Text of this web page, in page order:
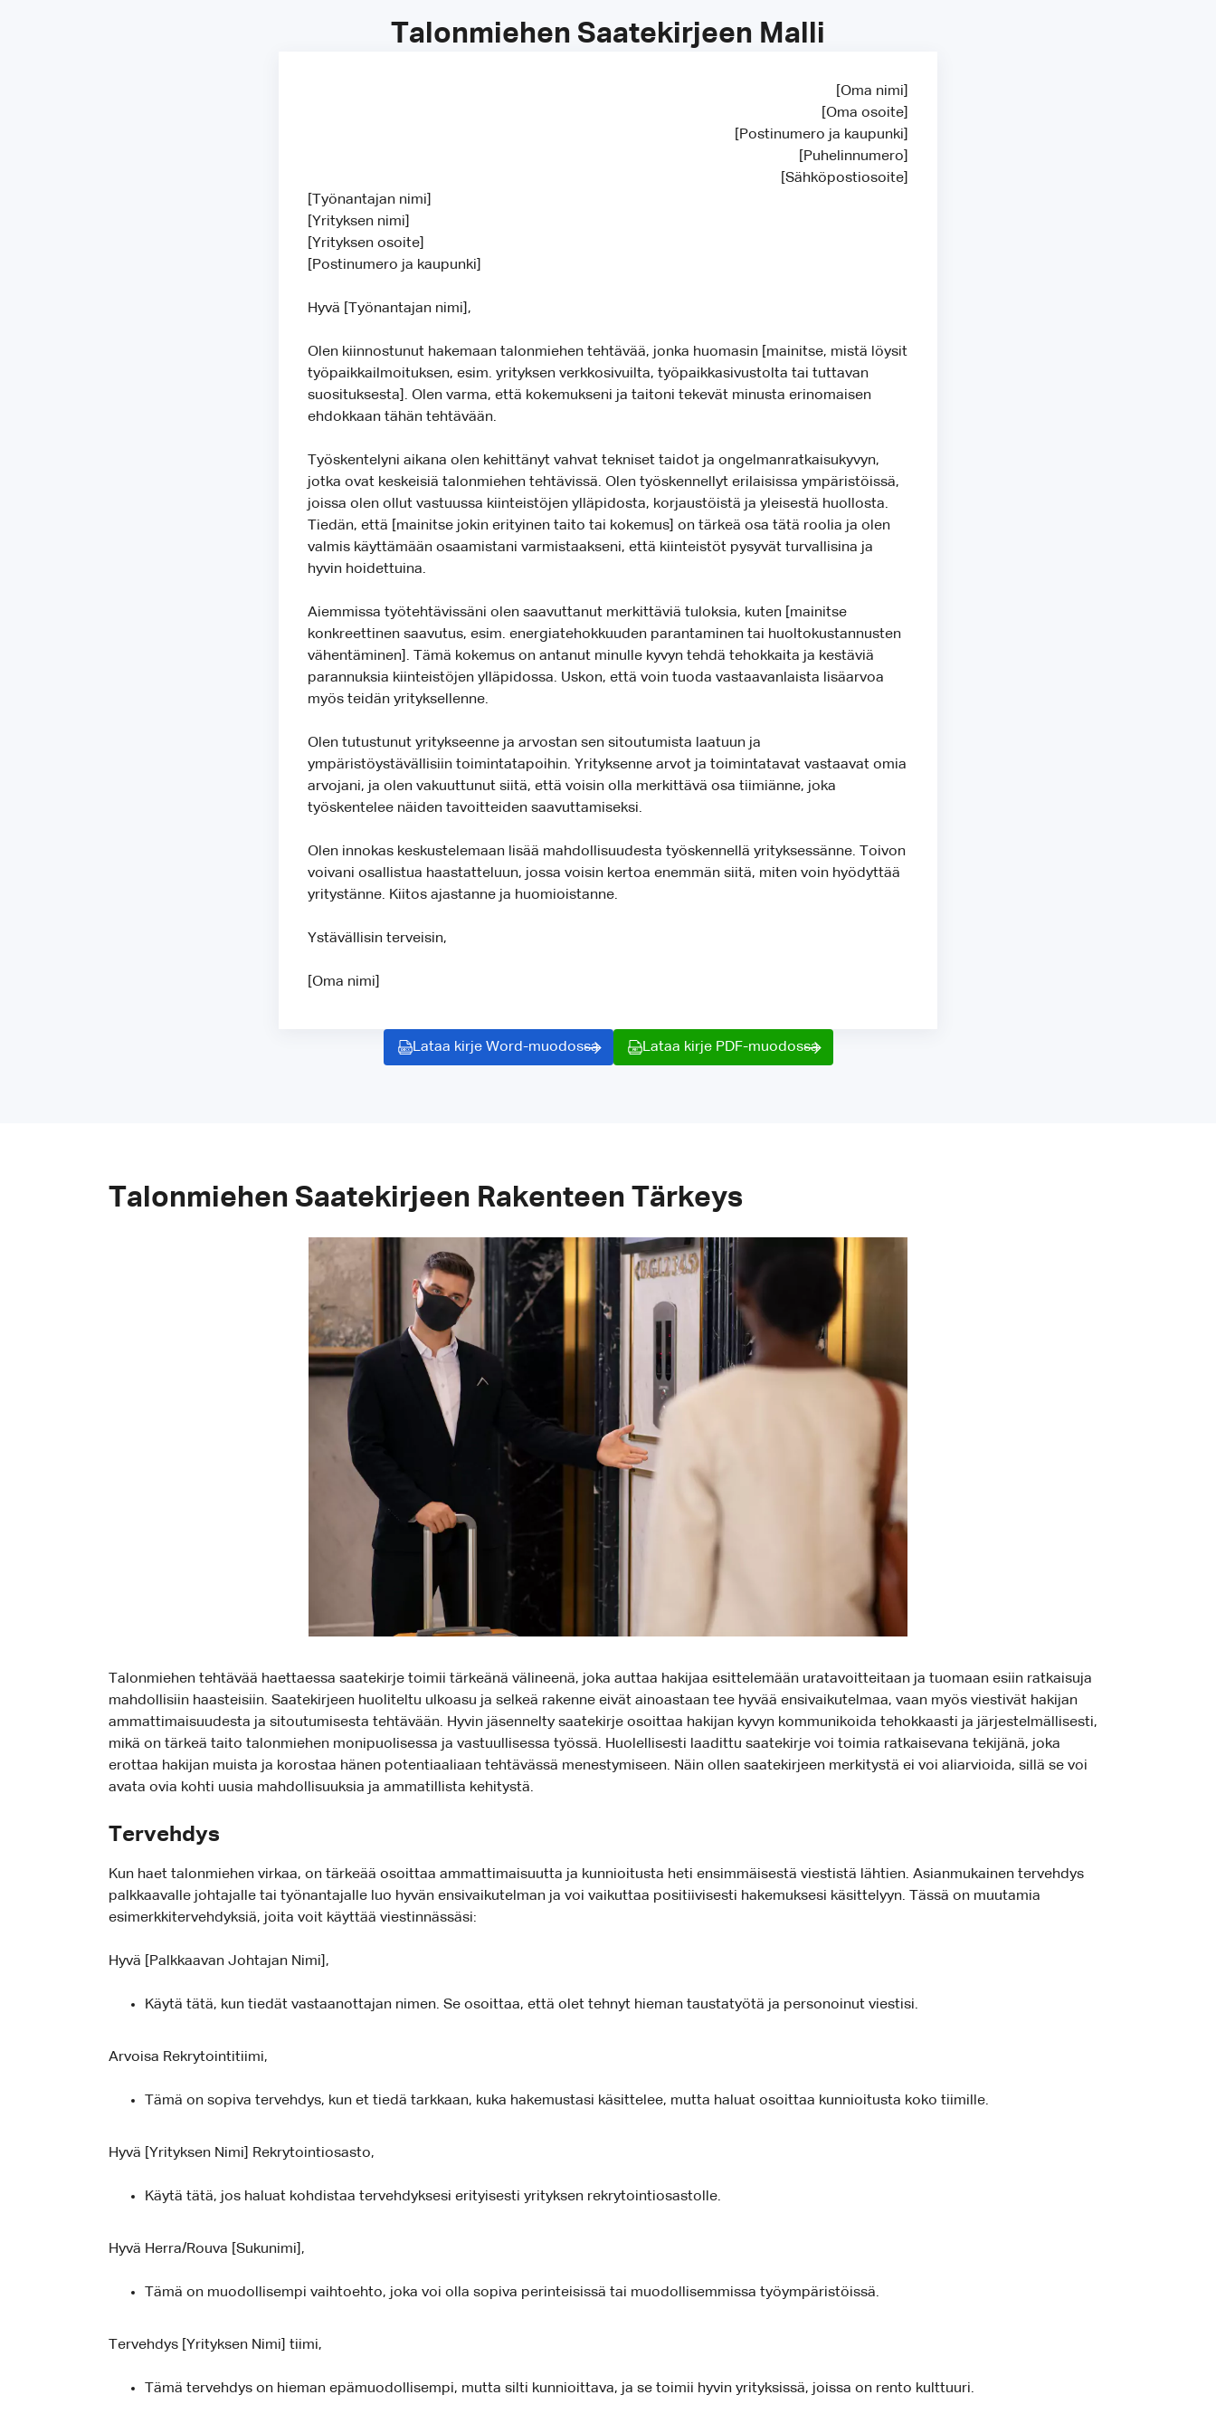
Talonmiehen Saatekirjeen Malli
[Oma nimi]
[Oma osoite]
[Postinumero ja kaupunki]
[Puhelinnumero]
[Sähköpostiosoite]
[Työnantajan nimi]
[Yrityksen nimi]
[Yrityksen osoite]
[Postinumero ja kaupunki]
Hyvä [Työnantajan nimi],
Olen kiinnostunut hakemaan talonmiehen tehtävää, jonka huomasin [mainitse, mistä löysit
työpaikkailmoituksen, esim. yrityksen verkkosivuilta, työpaikkasivustolta tai tuttavan
suosituksesta]. Olen varma, että kokemukseni ja taitoni tekevät minusta erinomaisen
ehdokkaan tähän tehtävään.
Työskentelyni aikana olen kehittänyt vahvat tekniset taidot ja ongelmanratkaisukyvyn,
jotka ovat keskeisiä talonmiehen tehtävissä. Olen työskennellyt erilaisissa ympäristöissä,
joissa olen ollut vastuussa kiinteistöjen ylläpidosta, korjaustöistä ja yleisestä huollosta.
Tiedän, että [mainitse jokin erityinen taito tai kokemus] on tärkeä osa tätä roolia ja olen
valmis käyttämään osaamistani varmistaakseni, että kiinteistöt pysyvät turvallisina ja
hyvin hoidettuina.
Aiemmissa työtehtävissäni olen saavuttanut merkittäviä tuloksia, kuten [mainitse
konkreettinen saavutus, esim. energiatehokkuuden parantaminen tai huoltokustannusten
vähentäminen]. Tämä kokemus on antanut minulle kyvyn tehdä tehokkaita ja kestäviä
parannuksia kiinteistöjen ylläpidossa. Uskon, että voin tuoda vastaavanlaista lisäarvoa
myös teidän yrityksellenne.
Olen tutustunut yritykseenne ja arvostan sen sitoutumista laatuun ja
ympäristöystävällisiin toimintatapoihin. Yrityksenne arvot ja toimintatavat vastaavat omia
arvojani, ja olen vakuuttunut siitä, että voisin olla merkittävä osa tiimiänne, joka
työskentelee näiden tavoitteiden saavuttamiseksi.
Olen innokas keskustelemaan lisää mahdollisuudesta työskennellä yrityksessänne. Toivon
voivani osallistua haastatteluun, jossa voisin kertoa enemmän siitä, miten voin hyödyttää
yritystänne. Kiitos ajastanne ja huomioistanne.
Ystävällisin terveisin,
[Oma nimi]
Lataa kirje Word-muodossa Lataa kirje PDF-muodossa
Talonmiehen Saatekirjeen Rakenteen Tärkeys
Talonmiehen tehtävää haettaessa saatekirje toimii tärkeänä välineenä, joka auttaa hakijaa esittelemään uratavoitteitaan ja tuomaan esiin ratkaisuja
mahdollisiin haasteisiin. Saatekirjeen huoliteltu ulkoasu ja selkeä rakenne eivät ainoastaan tee hyvää ensivaikutelmaa, vaan myös viestivät hakijan
ammattimaisuudesta ja sitoutumisesta tehtävään. Hyvin jäsennelty saatekirje osoittaa hakijan kyvyn kommunikoida tehokkaasti ja järjestelmällisesti,
mikä on tärkeä taito talonmiehen monipuolisessa ja vastuullisessa työssä. Huolellisesti laadittu saatekirje voi toimia ratkaisevana tekijänä, joka
erottaa hakijan muista ja korostaa hänen potentiaaliaan tehtävässä menestymiseen. Näin ollen saatekirjeen merkitystä ei voi aliarvioida, sillä se voi
avata ovia kohti uusia mahdollisuuksia ja ammatillista kehitystä.
Tervehdys
Kun haet talonmiehen virkaa, on tärkeää osoittaa ammattimaisuutta ja kunnioitusta heti ensimmäisestä viestistä lähtien. Asianmukainen tervehdys
palkkaavalle johtajalle tai työnantajalle luo hyvän ensivaikutelman ja voi vaikuttaa positiivisesti hakemuksesi käsittelyyn. Tässä on muutamia
esimerkkitervehdyksiä, joita voit käyttää viestinnässäsi:
Hyvä [Palkkaavan Johtajan Nimi],
Käytä tätä, kun tiedät vastaanottajan nimen. Se osoittaa, että olet tehnyt hieman taustatyötä ja personoinut viestisi.
Arvoisa Rekrytointitiimi,
Tämä on sopiva tervehdys, kun et tiedä tarkkaan, kuka hakemustasi käsittelee, mutta haluat osoittaa kunnioitusta koko tiimille.
Hyvä [Yrityksen Nimi] Rekrytointiosasto,
Käytä tätä, jos haluat kohdistaa tervehdyksesi erityisesti yrityksen rekrytointiosastolle.
Hyvä Herra/Rouva [Sukunimi],
Tämä on muodollisempi vaihtoehto, joka voi olla sopiva perinteisissä tai muodollisemmissa työympäristöissä.
Tervehdys [Yrityksen Nimi] tiimi,
Tämä tervehdys on hieman epämuodollisempi, mutta silti kunnioittava, ja se toimii hyvin yrityksissä, joissa on rento kulttuuri.